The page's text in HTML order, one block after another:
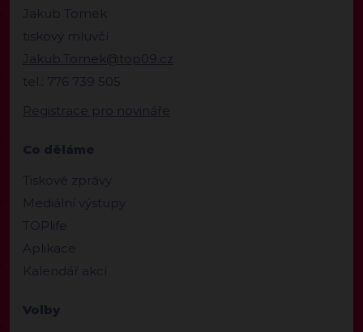
Jakub Tomek
tiskový mluvčí
Jakub.Tomek@top09.cz
tel.: 776 739 505
Registrace pro novináře
Co děláme
Tiskové zprávy
Mediální výstupy
TOPlife
Aplikace
Kalendář akcí
Volby